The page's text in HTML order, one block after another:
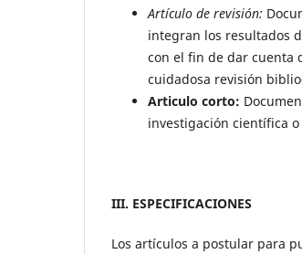
Artículo de revisión:
integran los resultados
con el fin de dar cuenta
cuidadosa revisión
Articulo corto:
investigación científica
III. ESPECIFICACIONES
Los artículos a postular para